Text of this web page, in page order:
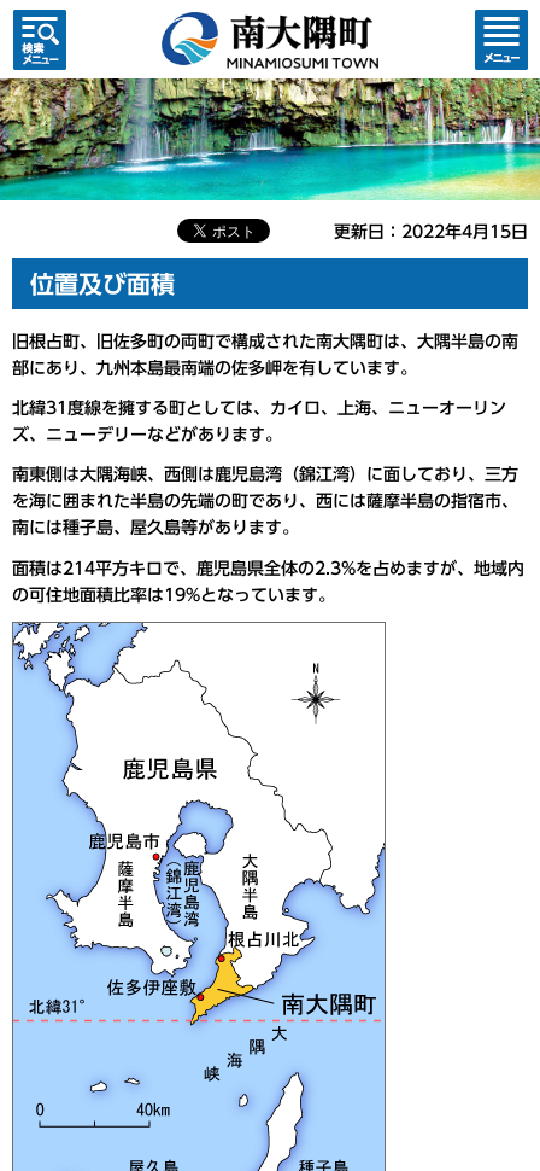
検索・
共通メ
ニュー
コンテ
ンツメ
ニュー
更新日：2022年4月15日
位置及び面積
旧根占町、旧佐多町の両町で構成された南大隅町は、大隅半島の南
部にあり、九州本島最南端の佐多岬を有しています。
北緯31度線を擁する町としては、カイロ、上海、ニューオーリン
ズ、ニューデリーなどがあります。
南東側は大隅海峡、西側は鹿児島湾（錦江湾）に面しており、三方
を海に囲まれた半島の先端の町であり、西には薩摩半島の指宿市、
南には種子島、屋久島等があります。
面積は214平方キロで、鹿児島県全体の2.3%を占めますが、地域内
の可住地面積比率は19%となっています。